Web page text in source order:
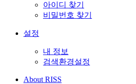
아이디 찾기
비밀번호 찾기
설정
내 정보
검색환경설정
About RISS